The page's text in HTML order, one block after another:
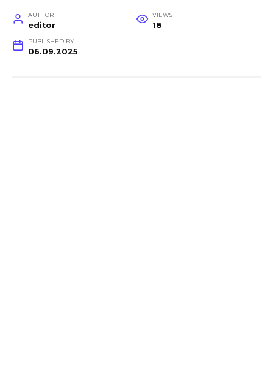
AUTHOR
editor
VIEWS
18
PUBLISHED BY
06.09.2025